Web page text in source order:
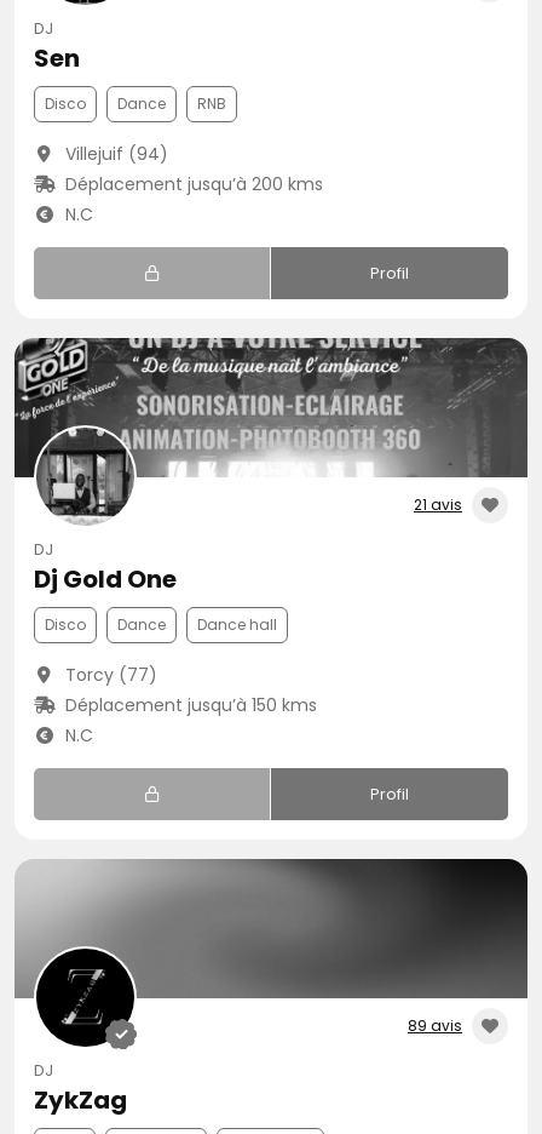
DJ
Sen
Disco Dance RNB
Villejuif (94)
Déplacement jusqu’à 200 kms
N.C
Profil
21 avis
DJ
Dj Gold One
Disco Dance Dance hall
Torcy (77)
Déplacement jusqu’à 150 kms
N.C
Profil
89 avis
DJ
ZykZag